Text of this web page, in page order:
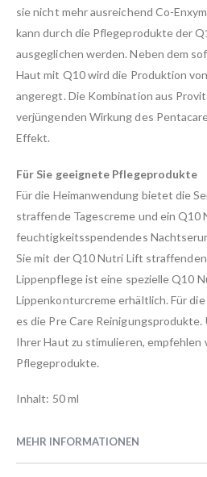
sie nicht mehr ausreichend Co-
kann durch die Pflegeprodukte der
ausgeglichen werden. Neben dem
Haut mit Q10 wird die Produktion
angeregt. Die Kombination aus
verjüngenden Wirkung des
Effekt.
Für Sie geeignete Pflegeprodukte
Für die Heimanwendung bietet die
straffende Tagescreme und ein Q10
feuchtigkeitsspendendes
Sie mit der Q10 Nutri Lift
Lippenpflege ist eine spezielle Q10
Lippenkonturcreme erhältlich. Für
es die Pre Care
Ihrer Haut zu stimulieren, empfehlen
Pflegeprodukte.
Inhalt: 50 ml
MEHR INFORMATIONEN